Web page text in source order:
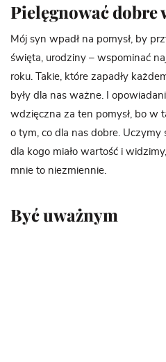
Pielęgnować dobre
Mój syn wpadł na pomysł, by
święta, urodziny – wspominać
roku. Takie, które zapadły
były dla nas ważne. I
wdzięczna za ten pomysł, bo w
o tym, co dla nas dobre. Uczymy
dla kogo miało wartość i
mnie to niezmiennie.
Być uważnym